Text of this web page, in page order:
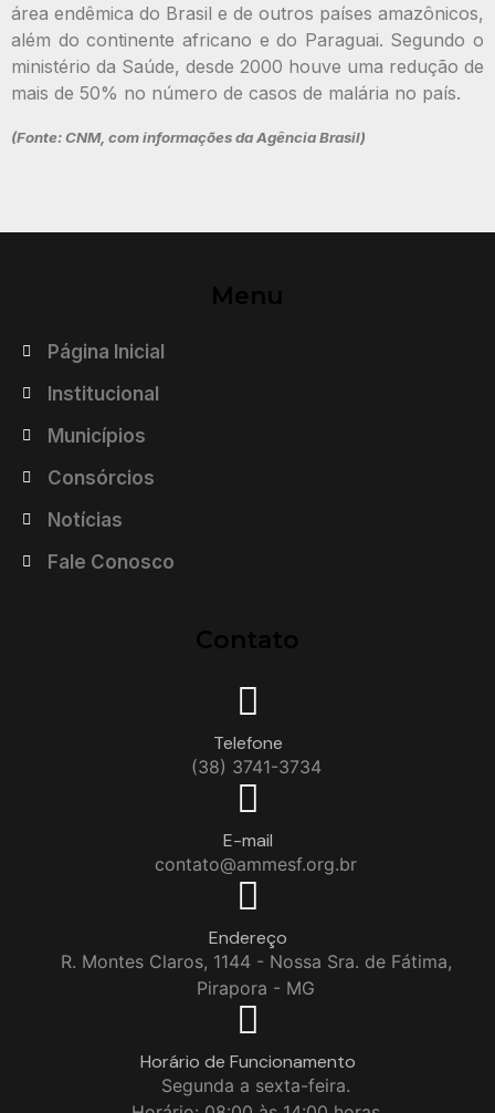
área endêmica do Brasil e de outros países amazônicos,
além do continente africano e do Paraguai. Segundo o
ministério da Saúde, desde 2000 houve uma redução de
mais de 50% no número de casos de malária no país.
(Fonte: CNM, com informações da Agência Brasil)
Menu
Página Inicial
Institucional
Municípios
Consórcios
Notícias
Fale Conosco
Contato
Telefone
(38) 3741-3734
E-mail
contato@ammesf.org.br
Endereço
R. Montes Claros, 1144 - Nossa Sra. de Fátima,
Pirapora - MG
Horário de Funcionamento
Segunda a sexta-feira.